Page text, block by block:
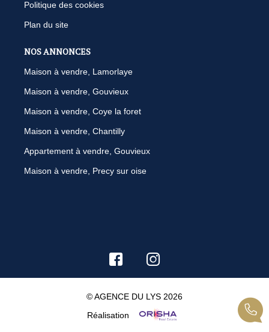
Politique des cookies
Plan du site
NOS ANNONCES
Maison à vendre, Lamorlaye
Maison à vendre, Gouvieux
Maison à vendre, Coye la foret
Maison à vendre, Chantilly
Appartement à vendre, Gouvieux
Maison à vendre, Precy sur oise
© AGENCE DU LYS 2026
Réalisation